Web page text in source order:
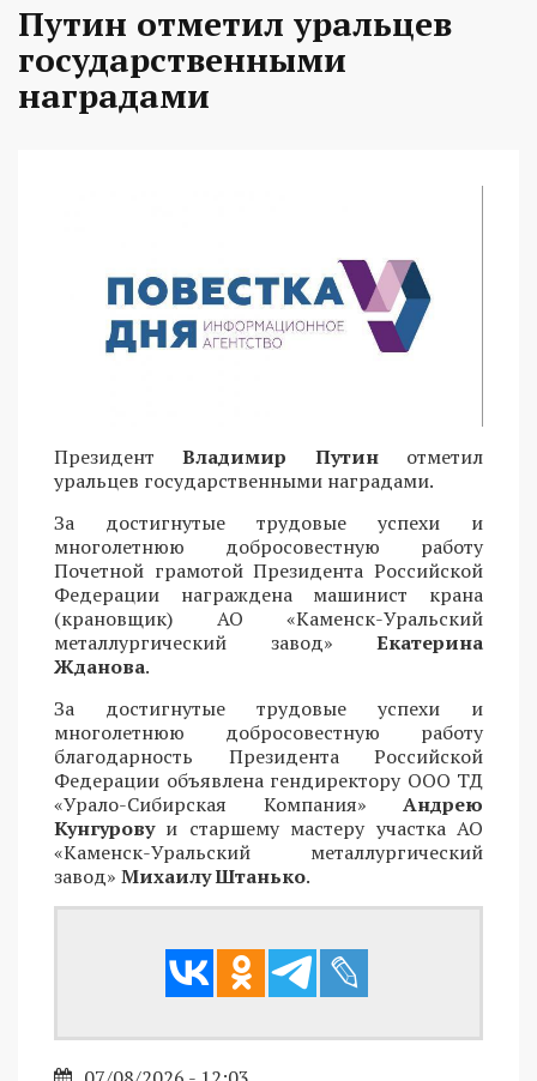
Путин отметил уральцев
государственными
наградами
ПрезидентВладимир Путин отметил
уральцев государственными наградами.
За достигнутые трудовые успехи и
многолетнюю добросовестную работу
Почетной грамотой Президента Российской
Федерации награждена машинист крана
(крановщик) АО «Каменск-Уральский
металлургический завод» Екатерина
Жданова.
За достигнутые трудовые успехи и
многолетнюю добросовестную работу
благодарность Президента Российской
Федерации объявлена гендиректору ООО ТД
«Урало-Сибирская Компания» Андрею
Кунгуровуи старшему мастеру участка АО
«Каменск-Уральский металлургический
завод» Михаилу Штанько.